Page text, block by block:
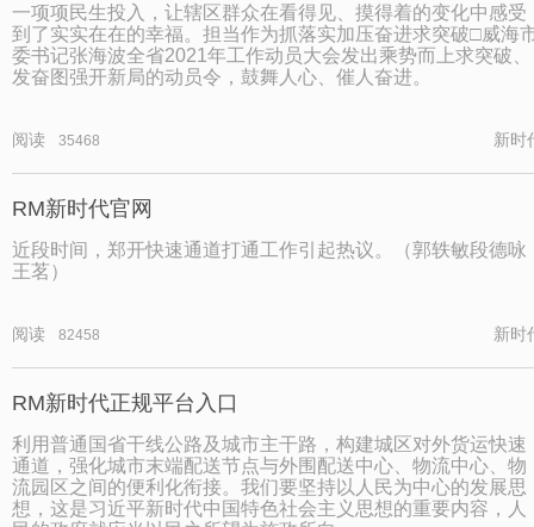
一项项民生投入，让辖区群众在看得见、摸得着的变化中感受
到了实实在在的幸福。担当作为抓落实加压奋进求突破□威海
委书记张海波全省2021年工作动员大会发出乘势而上求突破、
发奋图强开新局的动员令，鼓舞人心、催人奋进。
阅读 35468 新时
RM新时代官网
近段时间，郑开快速通道打通工作引起热议。（郭轶敏段德咏
王茗）
阅读 82458 新时
RM新时代正规平台入口
利用普通国省干线公路及城市主干路，构建城区对外货运快速
通道，强化城市末端配送节点与外围配送中心、物流中心、物
流园区之间的便利化衔接。我们要坚持以人民为中心的发展思
想，这是习近平新时代中国特色社会主义思想的重要内容，人